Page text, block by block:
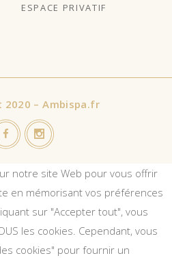
ESPACE PRIVATIF
2020 – Ambispa.fr
notre site Web pour vous offrir
en mémorisant vos préférences
sur "Accepter tout", vous
les cookies. Cependant, vous
cookies" pour fournir un